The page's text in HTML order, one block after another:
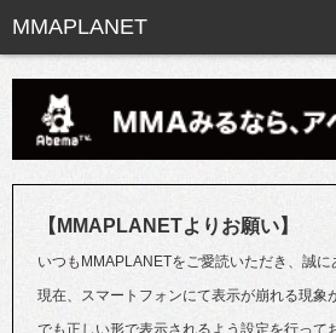
【MMAPLANETよりお願い】
いつもMMAPLANETをご愛読いただき、誠に
現在、スマートフォンにて表示が崩れる現象
でも正しい形で表示されるよう設定を行って